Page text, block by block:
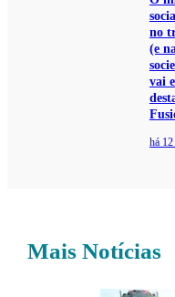
no
(e
vai
há
Mais Notícias